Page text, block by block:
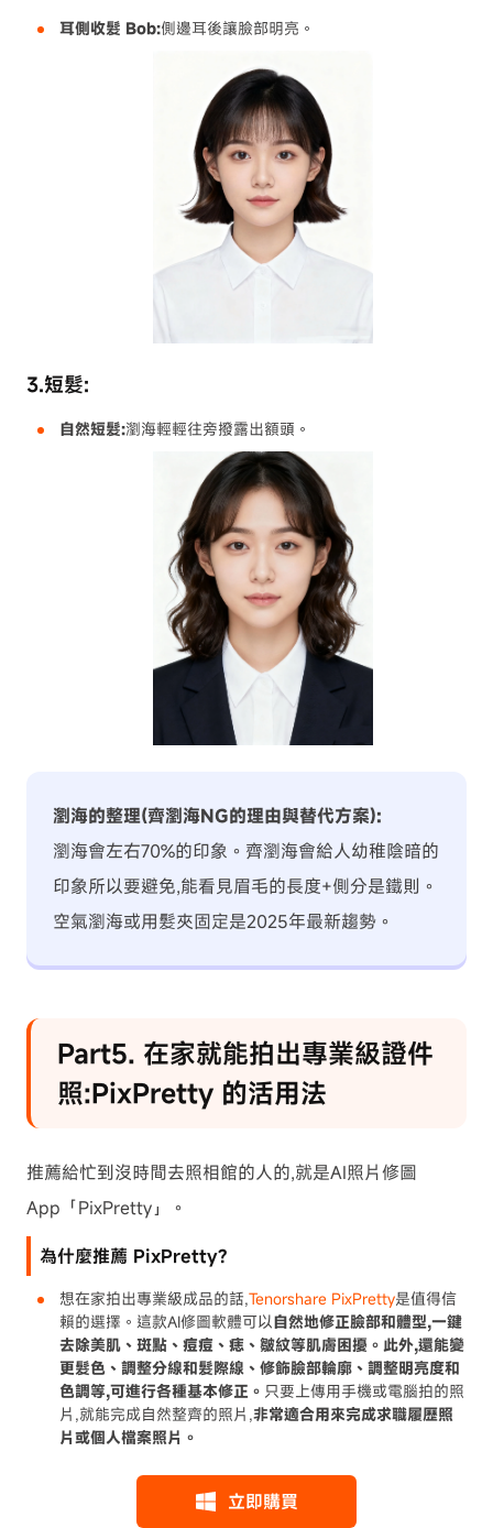
耳側收髮 Bob:側邊耳後讓臉部明亮。
3.短髮:
自然短髮:瀏海輕輕往旁撥露出額頭。
瀏海的整理(齊瀏海NG的理由與替代方案):
瀏海會左右70%的印象。齊瀏海會給人幼稚陰暗的
印象所以要避免,能看見眉毛的長度+側分是鐵則。
空氣瀏海或用髮夾固定是2025年最新趨勢。
Part5. 在家就能拍出專業級證件
照:PixPretty 的活用法
推薦給忙到沒時間去照相館的人的,就是AI照片修圖
App「PixPretty」。
為什麼推薦 PixPretty?
想在家拍出專業級成品的話,Tenorshare PixPretty是值得信
賴的選擇。這款AI修圖軟體可以自然地修正臉部和體型,一鍵
去除美肌、斑點、痘痘、痣、皺紋等肌膚困擾。此外,還能變
更髮色、調整分線和髮際線、修飾臉部輪廓、調整明亮度和
色調等,可進行各種基本修正。 只要上傳用手機或電腦拍的照
片,就能完成自然整齊的照片,非常適合用來完成求職履歷照
片或個人檔案照片。